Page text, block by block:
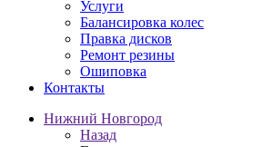
Услуги
Балансировка колес
Правка дисков
Ремонт резины
Ошиповка
Контакты
Нижний Новгород
Назад